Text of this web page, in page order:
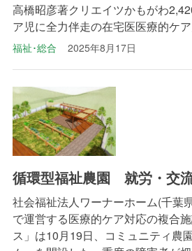
高橋昭彦著クリエイツかもがわ
ア児に全力伴走の在宅医医療的ケ
福祉･総合 2025年8月17日
循環型福祉農園 就労・交
社会福祉法人ワーナーホーム(千葉
で運営する医療的ケア対応の複合
ス」は10月19日、コミュニティ農